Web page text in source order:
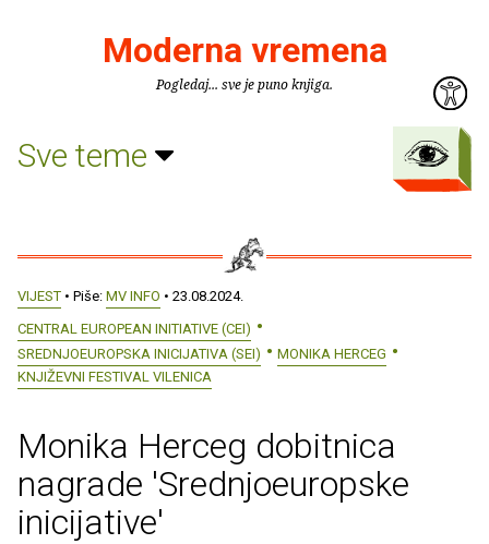
Moderna vremena
Pogledaj... sve je puno knjiga.
Sve teme
VIJEST • Piše: MV INFO • 23.08.2024.
CENTRAL EUROPEAN INITIATIVE (CEI)
SREDNJOEUROPSKA INICIJATIVA (SEI)
MONIKA HERCEG
KNJIŽEVNI FESTIVAL VILENICA
Monika Herceg dobitnica
nagrade 'Srednjoeuropske
inicijative'